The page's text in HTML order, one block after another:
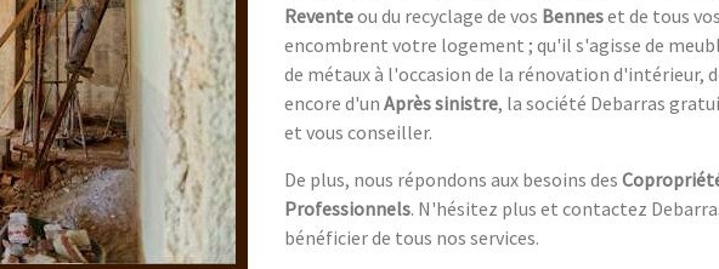
Reventeou du recyclage de vos Benneset de tous vos
encombrent votre logement ; qu'il s'agisse de
de métaux à l'occasion de la rénovation d'intérieur,
encore d'un Après sinistre, la société Debarras
et vous conseiller.
De plus, nous répondons aux besoins des
Professionnels. N'hésitez plus et contactez
bénéficier de tous nos services.